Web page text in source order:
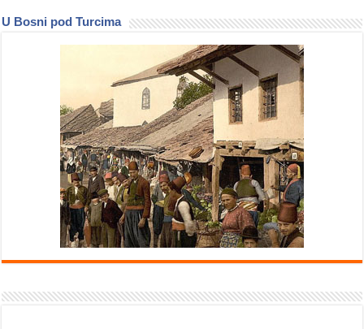
U Bosni pod Turcima